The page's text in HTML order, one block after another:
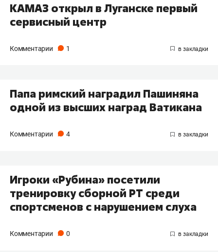
КАМАЗ открыл в Луганске первый
сервисный центр
Комментарии 1
Папа римский наградил Пашиняна
одной из высших наград Ватикана
Комментарии 4
Игроки «Рубина» посетили
тренировку сборной РТ среди
спортсменов с нарушением слуха
Комментарии 0